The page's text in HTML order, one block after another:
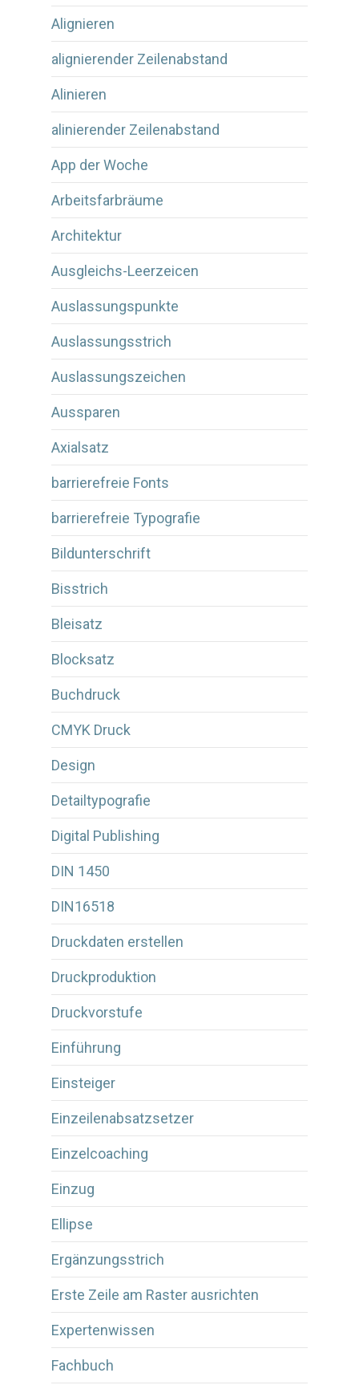
Alignieren
alignierender Zeilenabstand
Alinieren
alinierender Zeilenabstand
App der Woche
Arbeitsfarbräume
Architektur
Ausgleichs-Leerzeicen
Auslassungspunkte
Auslassungsstrich
Auslassungszeichen
Aussparen
Axialsatz
barrierefreie Fonts
barrierefreie Typografie
Bildunterschrift
Bisstrich
Bleisatz
Blocksatz
Buchdruck
CMYK Druck
Design
Detailtypografie
Digital Publishing
DIN 1450
DIN16518
Druckdaten erstellen
Druckproduktion
Druckvorstufe
Einführung
Einsteiger
Einzeilenabsatzsetzer
Einzelcoaching
Einzug
Ellipse
Ergänzungsstrich
Erste Zeile am Raster ausrichten
Expertenwissen
Fachbuch